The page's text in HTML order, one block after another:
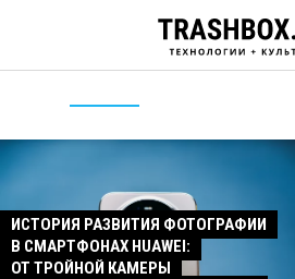
ИСТОРИЯ РАЗВИТИЯ ФОТОГРАФИИ
В СМАРТФОНАХ HUAWEI:
ОТ ТРОЙНОЙ КАМЕРЫ